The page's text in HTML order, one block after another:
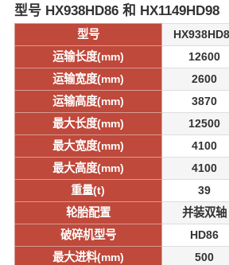
型号 HX938HD86 和 HX1149HD98
型号
运输长度(mm)
12600
运输宽度(mm)
2600
运输高度(mm)
3870
最大长度(mm)
12500
最大宽度(mm)
4100
最大高度(mm)
4100
重量(t)
39
轮胎配置
并装双轴
破碎机型号
HD86
最大进料(mm)
500